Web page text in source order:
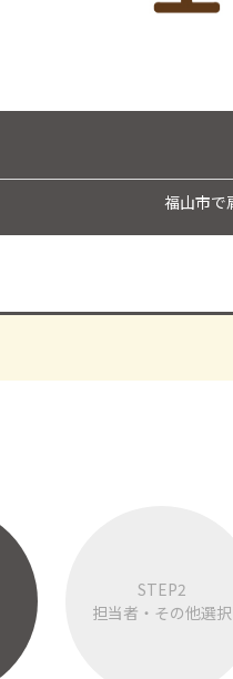
福山市で
STEP2
担当者・その他選択